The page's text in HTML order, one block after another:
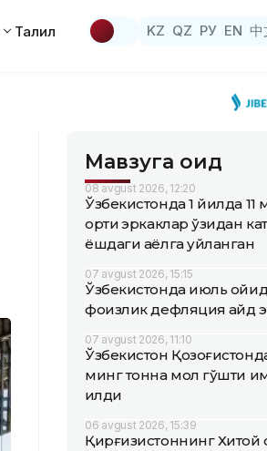
Таҳлил KZ QZ РУ EN 中
Мавзуга оид
08 avgust 2026, 12:20
Ўзбекистонда 1 йилда 11
ортиқ эркаклар ўзидан
ёшдаги аёлга уйланган
07 avgust 2026, 15:15
Ўзбекистонда июль
фоизлик дефляция қайд
07 avgust 2026, 11:10
Ўзбекистон
минг тонна мол гўшти
қилди
06 avgust 2026, 15:39
Қирғизистоннинг Хитой